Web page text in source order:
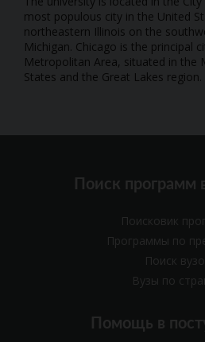
most populous city in the United
northeastern Illinois on the
Michigan. Chicago is the principal
Metropolitan Area, situated in the
States and the Great Lakes region.
Поиск программ
Поисковик
Программы по
Поиск
Вузы по
Помощь в